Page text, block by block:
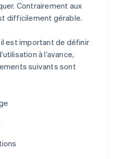
Contrairement aux
difficilement gérable.
est important de définir
à l’avance,
suivants sont